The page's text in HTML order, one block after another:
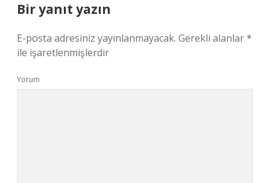
Bir yanıt yazın
E-posta adresiniz yayınlanmayacak. Gerekli alanlar*
ile işaretlenmişlerdir
Yorum